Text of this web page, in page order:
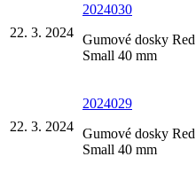
22. 3. 2024
2024030
Gumové dosky Red
Small 40 mm
22. 3. 2024
2024029
Gumové dosky Red
Small 40 mm